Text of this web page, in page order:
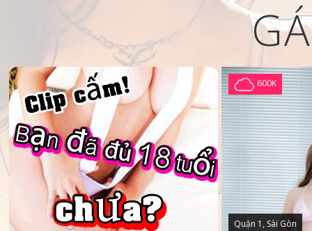
600K
Quận 1, Sài Gòn